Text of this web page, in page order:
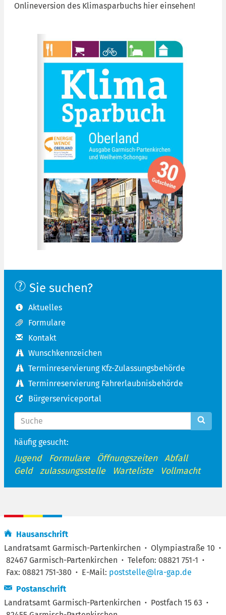
Onlineversion des Klimasparbuchs hier einsehen!
Sie suchen?
Aktuelles
Formulare
Kontakt
Wunschkennzeichen
Terminreservierung Kfz-Zulassungsbehörde
Terminreservierung Fahrerlaubnisbehörde
Bürgerserviceportal
häufig gesucht:
Jugend Formulare Öffnungszeiten
Abfall
Geld
zulassungsstelle Warteliste Vollmacht
Hausanschrift
Landratsamt Garmisch-Partenkirchen · Olympiastraße 10 ·
82467 Garmisch-Partenkirchen · Telefon: 08821 751-1 ·
Fax: 08821 751-380 · E-Mail: poststelle@lra-gap.de
Postanschrift
Landratsamt Garmisch-Partenkirchen · Postfach 15 63 ·